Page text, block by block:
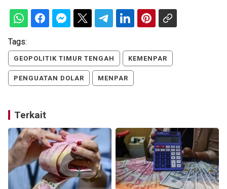
Tags:
GEOPOLITIK TIMUR TENGAH KEMENPAR
PENGUATAN DOLAR MENPAR
Terkait